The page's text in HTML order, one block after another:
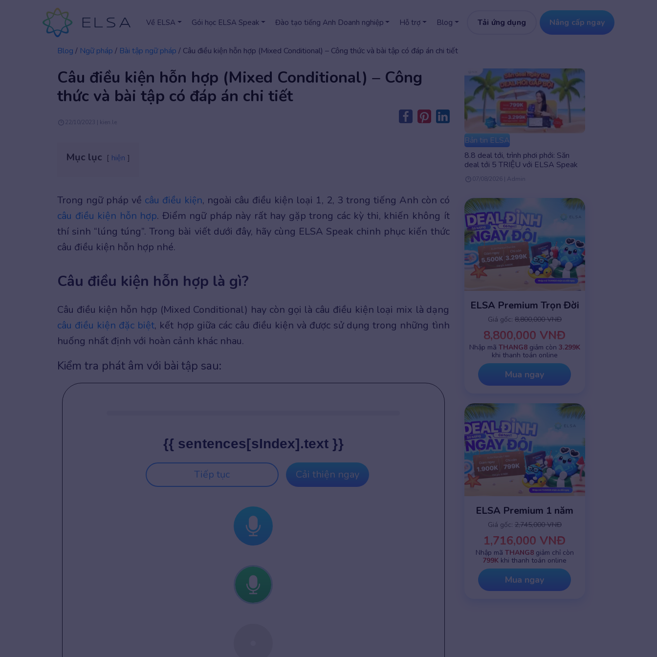
Về ELSA Gói học ELSA Speak Đào tạo tiếng Anh Doanh nghiệp Hỗ trợ Blog Tải ứng dụng Nâng cấp ngay
Blog / Ngữ pháp / Bài tập ngữ pháp / Câu điều kiện hỗn hợp (Mixed Conditional) – Công thức và bài tập có đáp án chi tiết
Câu điều kiện hỗn hợp (Mixed Conditional) – Công
thức và bài tập có đáp án chi tiết
22/10/2023 | kien.le
Mục lục hiện
Trong ngữ pháp về câu điều kiện, ngoài câu điều kiện loại 1, 2, 3 trong tiếng Anh còn có
câu điều kiện hỗn hợp. Điểm ngữ pháp này rất hay gặp trong các kỳ thi, khiến không ít
thí sinh “lúng túng”. Trong bài viết dưới đây, hãy cùng ELSA Speak chinh phục kiến thức
câu điều kiện hỗn hợp nhé.
Câu điều kiện hỗn hợp là gì?
Câu điều kiện hỗn hợp (Mixed Conditional) hay còn gọi là câu điều kiện loại mix là dạng
câu điều kiện đặc biệt, kết hợp giữa các câu điều kiện và được sử dụng trong những tình
huống nhất định với hoàn cảnh khác nhau.
Kiểm tra phát âm với bài tập sau:
{{ sentences[sIndex].text }}
Tiếp tục Cải thiện ngay
Bản tin ELSA
8.8 deal tới, trình phơi phới: Săn
deal tới 5 TRIỆU với ELSA Speak
07/08/2026 | Admin
ELSA Premium Trọn Đời
Giá gốc: 8,800,000 VNĐ
8,800,000 VNĐ
Nhập mã THANG8giảm còn 3.299K
khi thanh toán online
Mua ngay
ELSA Premium 1 năm
Giá gốc: 2,745,000 VNĐ
1,716,000 VNĐ
Nhập mã THANG8giảm chỉ còn
799K khi thanh toán online
Mua ngay